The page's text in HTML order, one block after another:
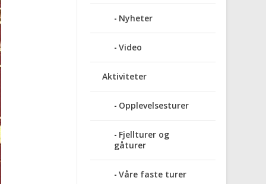
Nyheter
Video
Aktiviteter
Opplevelsesturer
Fjellturer og
gåturer
Våre faste turer